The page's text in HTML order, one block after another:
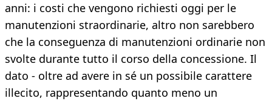
anni: i costi che vengono richiesti oggi per le
manutenzioni straordinarie, altro non sarebbero
che la conseguenza di manutenzioni ordinarie non
svolte durante tutto il corso della concessione. Il
dato - oltre ad avere in sé un possibile carattere
illecito, rappresentando quanto meno un